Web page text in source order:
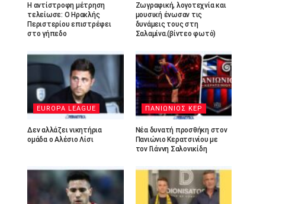
Η αντίστροφη μέτρηση
τελείωσε: Ο Ηρακλής
Περιστερίου επιστρέφει
στο γήπεδο
Ζωγραφική, λογοτεχνία και
μουσική ένωσαν τις
δυνάμεις τους στη
Σαλαμίνα.(βίντεο φωτό)
EUROPA LEAGUE
Δεν αλλάζει νικητήρια
ομάδα ο Αλέσιο Λίσι
ΠΑΝΙΩΝΙΟΣ ΚΕΡ
Νέα δυνατή προσθήκη στον
Πανιώνιο Κερατσινίου με
τον Γιάννη Σαλονικίδη